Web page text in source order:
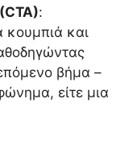
:
κουμπιά και
βήμα –
είτε μια